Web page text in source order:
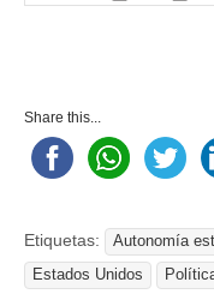
Share this...
Etiquetas: Autonomía
Estados Unidos